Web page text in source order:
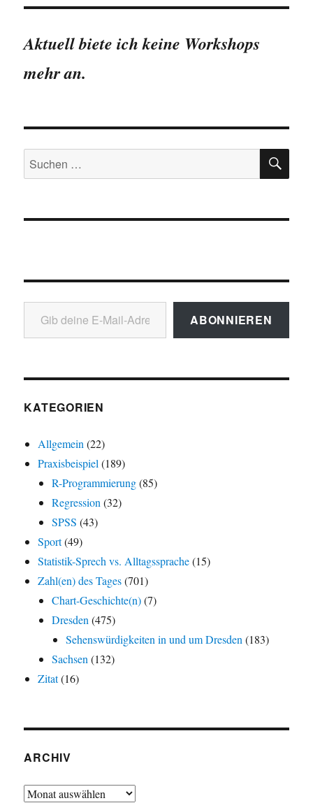
Beiträge
E
Aktuell biete ich keine Workshops
mehr an.
Suchen
nach:
Gib deine E-Mail-Adresse ein ...
ABONNIEREN
KATEGORIEN
Allgemein (22)
Praxisbeispiel (189)
R-Programmierung(85)
Regression (32)
SPSS (43)
Sport(49)
Statistik-Sprech vs. Alltagssprache(15)
Zahl(en) des Tages(701)
Chart-Geschichte(n)(7)
Dresden (475)
Sehenswürdigkeiten in und um Dresden (183)
Sachsen (132)
Zitat(16)
ARCHIV
Archiv